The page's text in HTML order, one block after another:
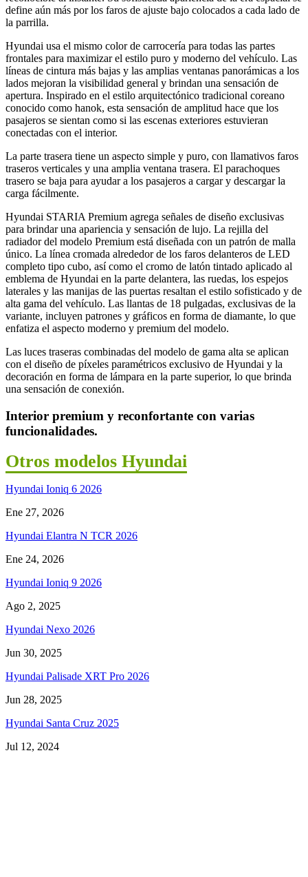
define aún más por los faros de ajuste bajo colocados a cada lado de
la parrilla.
Hyundai usa el mismo color de carrocería para todas las partes
frontales para maximizar el estilo puro y moderno del vehículo. Las
líneas de cintura más bajas y las amplias ventanas panorámicas a los
lados mejoran la visibilidad general y brindan una sensación de
apertura. Inspirado en el estilo arquitectónico tradicional coreano
conocido como hanok, esta sensación de amplitud hace que los
pasajeros se sientan como si las escenas exteriores estuvieran
conectadas con el interior.
La parte trasera tiene un aspecto simple y puro, con llamativos faros
traseros verticales y una amplia ventana trasera. El parachoques
trasero se baja para ayudar a los pasajeros a cargar y descargar la
carga fácilmente.
Hyundai STARIA Premium agrega señales de diseño exclusivas
para brindar una apariencia y sensación de lujo. La rejilla del
radiador del modelo Premium está diseñada con un patrón de malla
único. La línea cromada alrededor de los faros delanteros de LED
completo tipo cubo, así como el cromo de latón tintado aplicado al
emblema de Hyundai en la parte delantera, las ruedas, los espejos
laterales y las manijas de las puertas resaltan el estilo sofisticado y de
alta gama del vehículo. Las llantas de 18 pulgadas, exclusivas de la
variante, incluyen patrones y gráficos en forma de diamante, lo que
enfatiza el aspecto moderno y premium del modelo.
Las luces traseras combinadas del modelo de gama alta se aplican
con el diseño de píxeles paramétricos exclusivo de Hyundai y la
decoración en forma de lámpara en la parte superior, lo que brinda
una sensación de conexión.
Interior premium y reconfortante con varias
funcionalidades.
Otros modelos Hyundai
Hyundai Ioniq 6 2026
Ene 27, 2026
Hyundai Elantra N TCR 2026
Ene 24, 2026
Hyundai Ioniq 9 2026
Ago 2, 2025
Hyundai Nexo 2026
Jun 30, 2025
Hyundai Palisade XRT Pro 2026
Jun 28, 2025
Hyundai Santa Cruz 2025
Jul 12, 2024